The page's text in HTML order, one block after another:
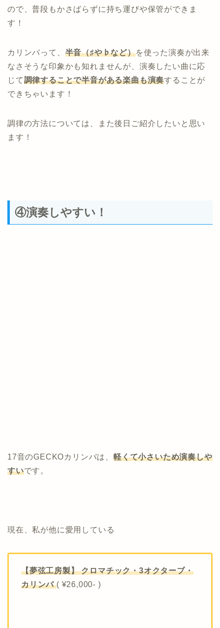
ので、普段もかさばらずに持ち運びや保管ができま
す！
カリンバって、 半音（♯や♭など）を使った演奏が出来
なさそうな印象かも知れませんが、演奏したい曲に応
じて調律することで半音がある楽曲も演奏することが
できちゃいます！
調律の方法については、また後日ご紹介したいと思い
ます！
④演奏しやすい！
17音のGECKOカリンバは、 軽くて小さいため演奏しや
すいです。
現在、私が他に愛用している
【夢弦工房製】 クロマチック・3オクターブ・
カリンバ ( ¥26,000- )